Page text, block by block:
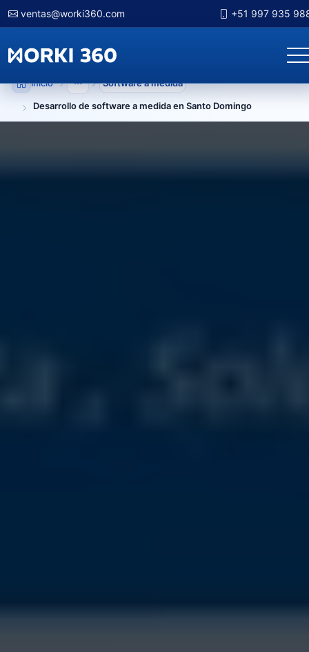
ventas@worki360.com +51 997 935
Inicio Mostrar niveles anteriores
Software a medida
Desarrollo de software a medida en Santo Domingo